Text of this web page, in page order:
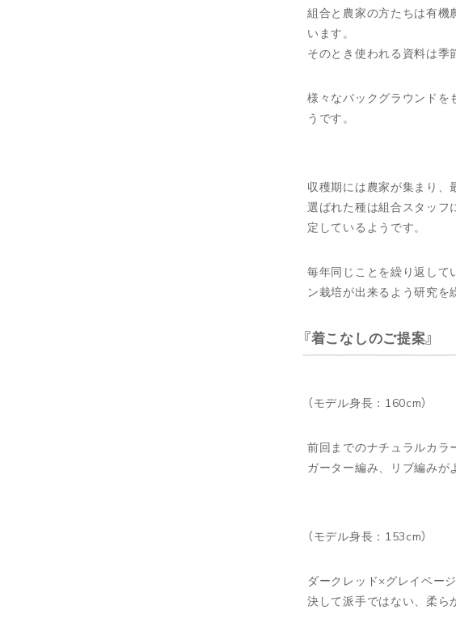
組合と農家の方たちは有機
います。
そのとき使われる資料は季
様々なバックグラウンドを
うです。
収穫期には農家が集まり、
選ばれた種は組合スタッフ
定しているようです。
毎年同じことを繰り返して
ン栽培が出来るよう研究を
着こなしのご提案
（モデル身長：160cm）
前回までのナチュラルカラ
ガーター編み、リブ編みが
（モデル身長：153cm）
ダークレッド×グレイベー
決して派手ではない、柔ら